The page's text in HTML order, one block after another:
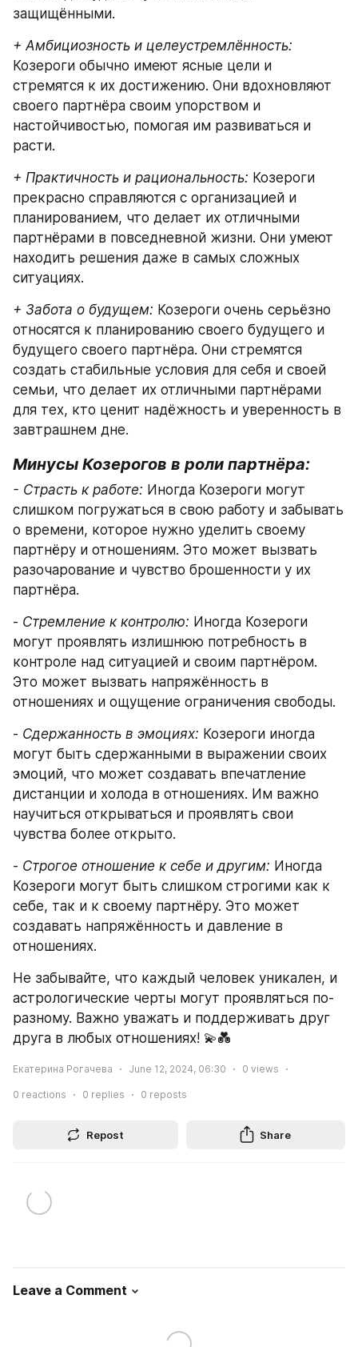
защищёнными.
+ Амбициозность и целеустремлённость:
Козероги обычно имеют ясные цели и
стремятся к их достижению. Они вдохновляют
своего партнёра своим упорством и
настойчивостью, помогая им развиваться и
расти.
+ Практичность и рациональность: Козероги
прекрасно справляются с организацией и
планированием, что делает их отличными
партнёрами в повседневной жизни. Они умеют
находить решения даже в самых сложных
ситуациях.
+ Забота о будущем: Козероги очень серьёзно
относятся к планированию своего будущего и
будущего своего партнёра. Они стремятся
создать стабильные условия для себя и своей
семьи, что делает их отличными партнёрами
для тех, кто ценит надёжность и уверенность в
завтрашнем дне.
Минусы Козерогов в роли партнёра:
- Страсть к работе: Иногда Козероги могут
слишком погружаться в свою работу и забывать
о времени, которое нужно уделить своему
партнёру и отношениям. Это может вызвать
разочарование и чувство брошенности у их
партнёра.
- Стремление к контролю: Иногда Козероги
могут проявлять излишнюю потребность в
контроле над ситуацией и своим партнёром.
Это может вызвать напряжённость в
отношениях и ощущение ограничения свободы.
- Сдержанность в эмоциях: Козероги иногда
могут быть сдержанными в выражении своих
эмоций, что может создавать впечатление
дистанции и холода в отношениях. Им важно
научиться открываться и проявлять свои
чувства более открыто.
- Строгое отношение к себе и другим: Иногда
Козероги могут быть слишком строгими как к
себе, так и к своему партнёру. Это может
создавать напряжённость и давление в
отношениях.
Не забывайте, что каждый человек уникален, и
астрологические черты могут проявляться по-
разному. Важно уважать и поддерживать друг
друга в любых отношениях! 💫💑
Екатерина Рогачева June 12, 2024, 06:30 0 views
0 reactions 0 replies 0 reposts
Repost Share
Leave a Comment